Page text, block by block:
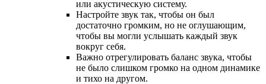
или акустическую систему.
Настройте звук так, чтобы он был
достаточно громким, но не оглушающим,
чтобы вы могли услышать каждый звук
вокруг себя.
Важно отрегулировать баланс звука, чтобы
не было слишком громко на одном динамике
и тихо на другом.